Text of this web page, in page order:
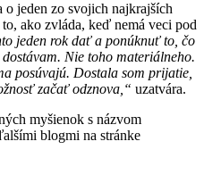
o jeden zo svojich najkrajších
ako zvláda, keď nemá veci pod
jeden rok dať a ponúknuť to, čo
Nie toho materiálneho.
posúvajú. Dostala som prijatie,
začať odznova,“ uzatvára.
myšienok s názvom
blogmi na stránke